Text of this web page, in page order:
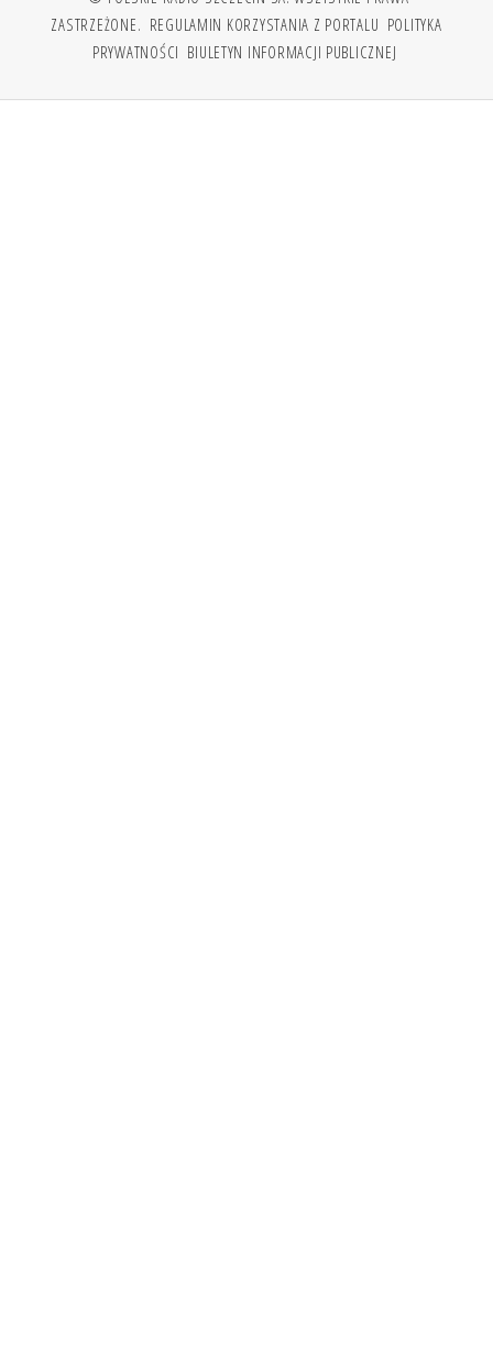
ZASTRZEŻONE. REGULAMIN KORZYSTANIA Z PORTALU POLITYKA
PRYWATNOŚCI BIULETYN INFORMACJI PUBLICZNEJ